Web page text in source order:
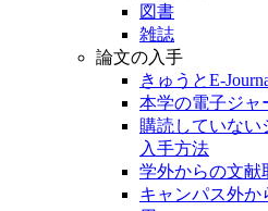
図書
雑誌
論文の入手
きゅうとE-
本学の電子ジャ
購読していない
入手方法
学外からの文献
キャンパス外か